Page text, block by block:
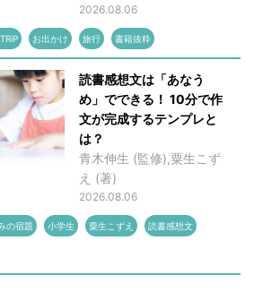
2026.08.06
お出かけ 旅行 書籍抜粋
読書感想文は「あなう
め」でできる！ 10分で作
文が完成するテンプレと
は？
青木伸生 (監修),粟生こず
え (著)
2026.08.06
の宿題 小学生 粟生こずえ 読書感想文